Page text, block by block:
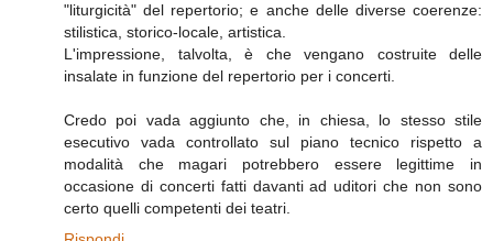
"liturgicità" del repertorio; e anche delle diverse coerenze:
stilistica, storico-locale, artistica.
L'impressione, talvolta, è che vengano costruite delle
insalate in funzione del repertorio per i concerti.
Credo poi vada aggiunto che, in chiesa, lo stesso stile
esecutivo vada controllato sul piano tecnico rispetto a
modalità che magari potrebbero essere legittime in
occasione di concerti fatti davanti ad uditori che non sono
certo quelli competenti dei teatri.